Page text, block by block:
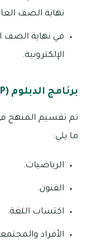
نهاية الصف
في نهاية الصف
الإلكترونية.
برنامج الدبلوم (IBDP)
ما يلي:
الرياضيات.
الفنون.
اكتساب اللغة.
الأفراد